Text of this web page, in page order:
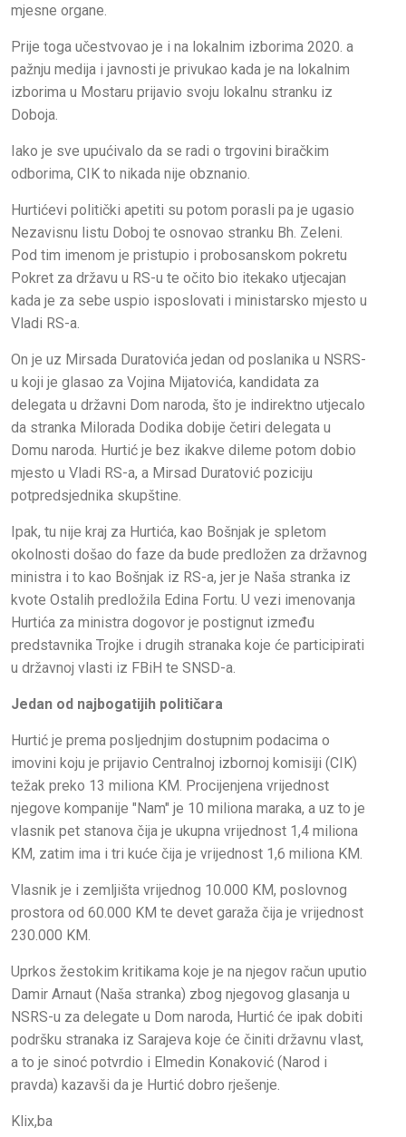
mjesne organe.
Prije toga učestvovao je i na lokalnim izborima 2020. a
pažnju medija i javnosti je privukao kada je na lokalnim
izborima u Mostaru prijavio svoju lokalnu stranku iz
Doboja.
Iako je sve upućivalo da se radi o trgovini biračkim
odborima, CIK to nikada nije obznanio.
Hurtićevi politički apetiti su potom porasli pa je ugasio
Nezavisnu listu Doboj te osnovao stranku Bh. Zeleni.
Pod tim imenom je pristupio i probosanskom pokretu
Pokret za državu u RS-u te očito bio itekako utjecajan
kada je za sebe uspio isposlovati i ministarsko mjesto u
Vladi RS-a.
On je uz Mirsada Duratovića jedan od poslanika u NSRS-
u koji je glasao za Vojina Mijatovića, kandidata za
delegata u državni Dom naroda, što je indirektno utjecalo
da stranka Milorada Dodika dobije četiri delegata u
Domu naroda. Hurtić je bez ikakve dileme potom dobio
mjesto u Vladi RS-a, a Mirsad Duratović poziciju
potpredsjednika skupštine.
Ipak, tu nije kraj za Hurtića, kao Bošnjak je spletom
okolnosti došao do faze da bude predložen za državnog
ministra i to kao Bošnjak iz RS-a, jer je Naša stranka iz
kvote Ostalih predložila Edina Fortu. U vezi imenovanja
Hurtića za ministra dogovor je postignut između
predstavnika Trojke i drugih stranaka koje će participirati
u državnoj vlasti iz FBiH te SNSD-a.
Jedan od najbogatijih političara
Hurtić je prema posljednjim dostupnim podacima o
imovini koju je prijavio Centralnoj izbornoj komisiji (CIK)
težak preko 13 miliona KM. Procijenjena vrijednost
njegove kompanije "Nam" je 10 miliona maraka, a uz to je
vlasnik pet stanova čija je ukupna vrijednost 1,4 miliona
KM, zatim ima i tri kuće čija je vrijednost 1,6 miliona KM.
Vlasnik je i zemljišta vrijednog 10.000 KM, poslovnog
prostora od 60.000 KM te devet garaža čija je vrijednost
230.000 KM.
Uprkos žestokim kritikama koje je na njegov račun uputio
Damir Arnaut (Naša stranka) zbog njegovog glasanja u
NSRS-u za delegate u Dom naroda, Hurtić će ipak dobiti
podršku stranaka iz Sarajeva koje će činiti državnu vlast,
a to je sinoć potvrdio i Elmedin Konaković (Narod i
pravda) kazavši da je Hurtić dobro rješenje.
Klix,ba